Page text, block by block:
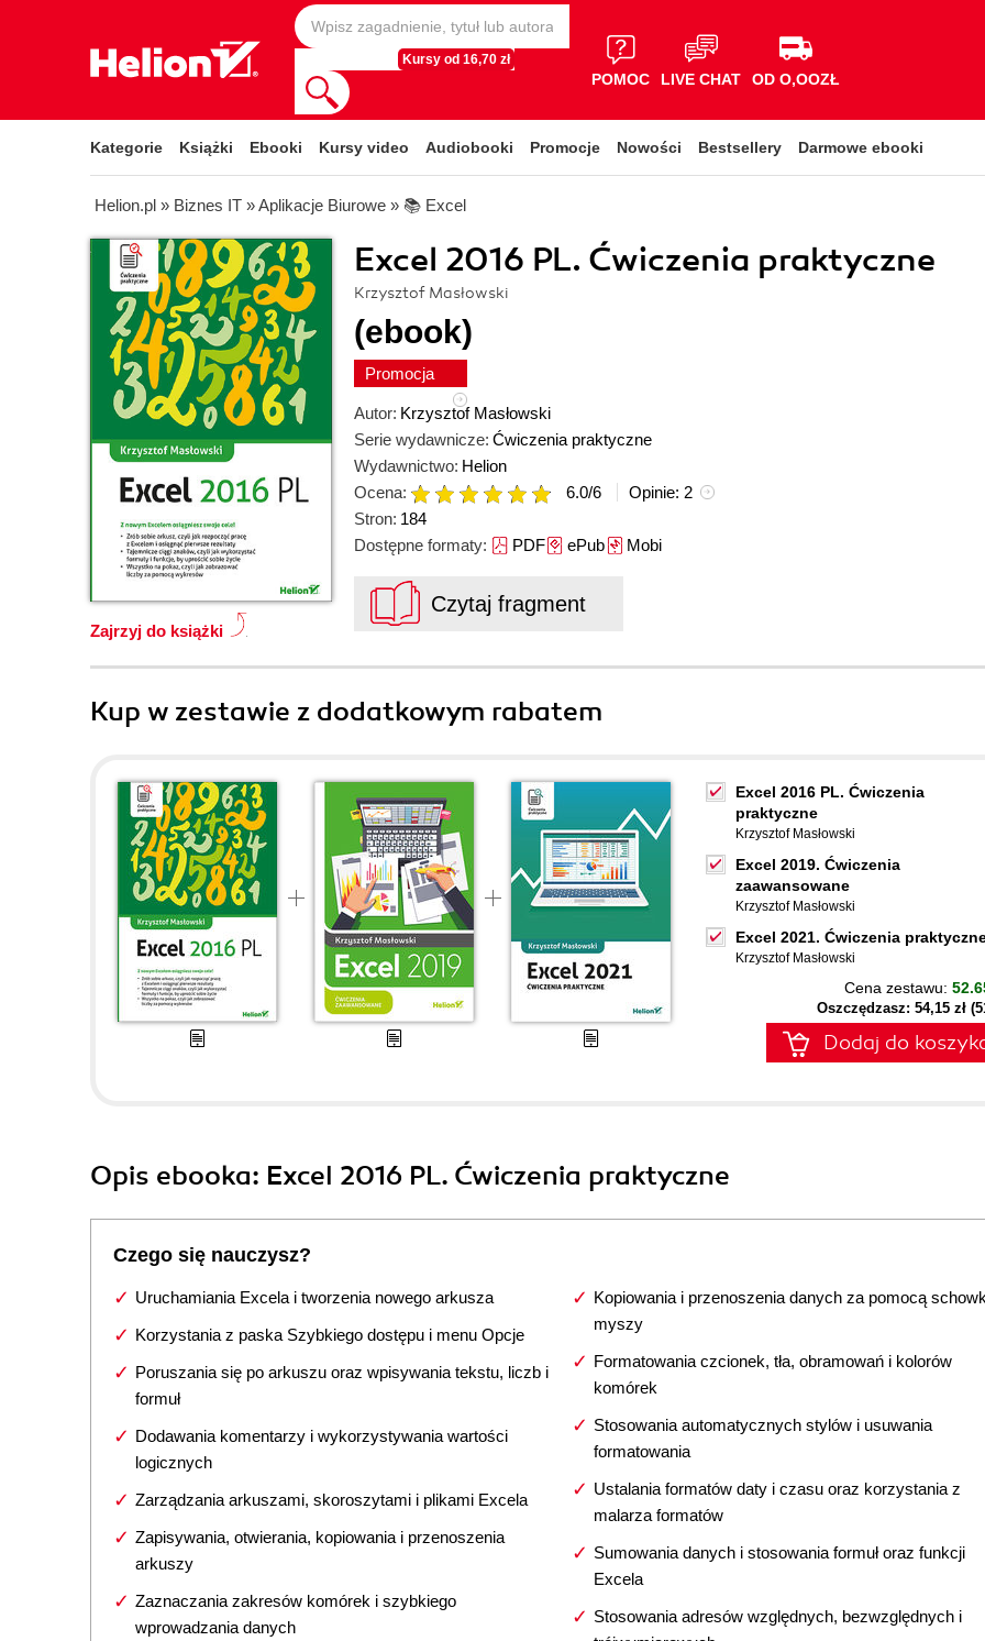
Kursy od 16,70 zł
POMOC LIVE CHAT OD O,OOZŁ
Kategorie Książki Ebooki Kursy video Audiobooki Promocje Nowości Bestsellery Darmowe ebooki
Helion.pl » Biznes IT »Aplikacje Biurowe » 📚 Excel
Excel 2016 PL. Ćwiczenia praktyczne
Krzysztof Masłowski
(ebook)
Promocja
Zajrzyj do książki
Autor: Krzysztof Masłowski
Serie wydawnicze: Ćwiczenia praktyczne
Wydawnictwo: Helion
Ocena:
6.0/6 Opinie: 2
Stron: 184
Dostępne formaty: PDFePubMobi
Czytaj fragment
Kup w zestawie z dodatkowym rabatem
Excel 2016 PL. Ćwiczenia
praktyczne
Krzysztof Masłowski
Excel 2019. Ćwiczenia
zaawansowane
Krzysztof Masłowski
Excel 2021. Ćwiczenia
Krzysztof Masłowski
Cena zestawu:
Oszczędzasz: 54,15 zł
Dodaj do
Opis ebooka: Excel 2016 PL. Ćwiczenia praktyczne
Czego się nauczysz?
Uruchamiania Excela i tworzenia nowego arkusza
Korzystania z paska Szybkiego dostępu i menu Opcje
Poruszania się po arkuszu oraz wpisywania tekstu, liczb i
formuł
Dodawania komentarzy i wykorzystywania wartości
logicznych
Zarządzania arkuszami, skoroszytami i plikami Excela
Zapisywania, otwierania, kopiowania i przenoszenia
arkuszy
Zaznaczania zakresów komórek i szybkiego
wprowadzania danych
Kopiowania i przenoszenia danych za pomocą
myszy
Formatowania czcionek, tła, obramowań i kolorów
komórek
Stosowania automatycznych stylów i usuwania
formatowania
Ustalania formatów daty i czasu oraz korzystania z
malarza formatów
Sumowania danych i stosowania formuł oraz funkcji
Excela
Stosowania adresów względnych, bezwzględnych i